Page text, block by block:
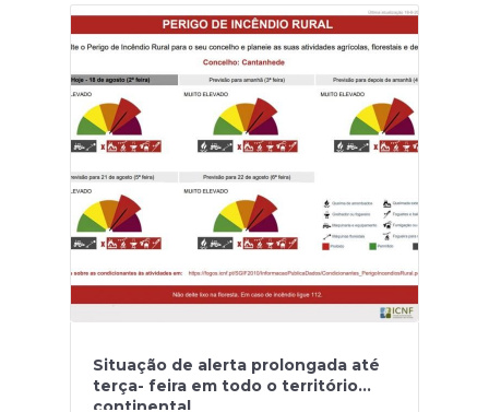
Situação de alerta prolongada até
terça- feira em todo o território
continental